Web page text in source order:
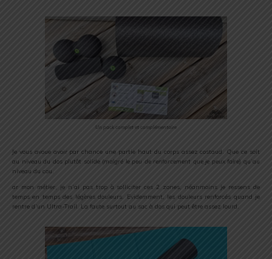
Un pack complet et complémentaire
Je vous avoue avoir par chance une partie haut du corps assez costaud. Que ce soit
au niveau du dos plutôt solide (malgré le peu de renforcement que je peux faire) qu’au
niveau du cou.
ar mon métier, je n’ai pas trop à solliciter ces 2 zones, néanmoins je ressens de
temps en temps des légères douleurs. Evidemment, les douleurs renforcés quand je
rentre d’un Ultra-Trail. La faute surtout au sac à dos qui peut être assez lourd.